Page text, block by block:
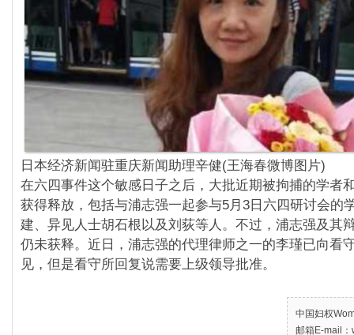
日本经济新闻驻重庆新闻助理辛健(王海春微博图片)
在六四事件这个敏感日子之后， 大批近期被拘捕的学者
获得释放， 包括与浦志强一起参与5月3日六四研讨会的
建、 异见人士胡石根以及刘荻等人。不过， 浦志强及其
仍未获释。近日， 浦志强的代理律师之一的李瑾已向看
见， 但是看守所回复说需要上级领导批准。
中国妇权
邮箱E-mail